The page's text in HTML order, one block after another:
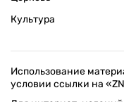
Культура
Использование
условии ссылки на